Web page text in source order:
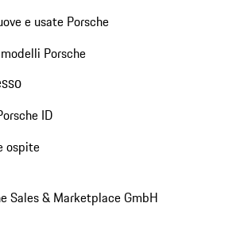
e usate Porsche
Porsche
ID
ospite
Sales & Marketplace GmbH